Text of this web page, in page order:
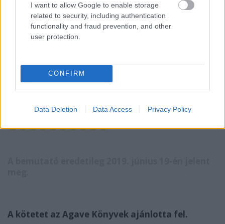
I want to allow Google to enable storage
related to security, including authentication
functionality and fraud prevention, and other
user protection.
CONFIRM
Data Deletion Data Access Privacy Policy
A különleges történetre Hollywood ugyancsak
felfigyelt, sőt, ha minden igaz, jelenleg Stålenhag
több művének megfilmesítésén dolgoznak.
✪✪✪✪✪✪✪✪✪✪
A kötetet az Agave Könyvek ajánlotta fel.